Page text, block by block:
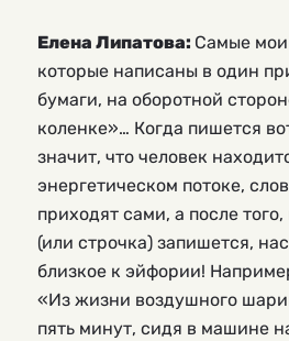
Елена Липатова: Самые
которые написаны в один
бумаги, на оборотной
коленке»… Когда пишется
значит, что человек
энергетическом потоке,
приходят сами, а после
(или строчка) запишется,
близкое к эйфории!
«Из жизни воздушного
пять минут, сидя в машине